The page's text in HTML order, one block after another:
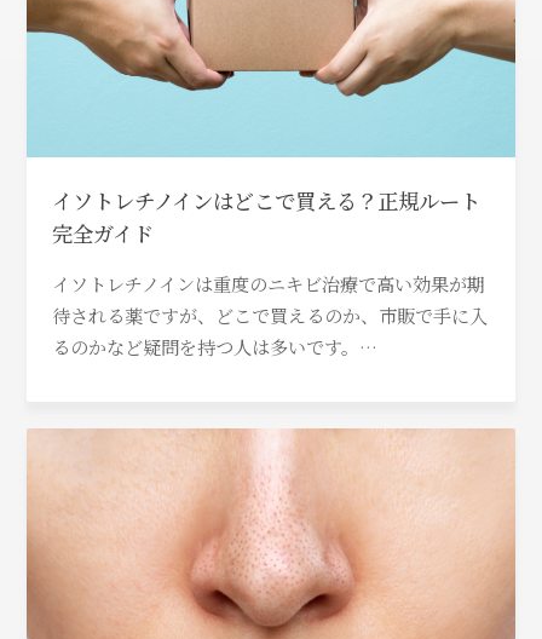
イソトレチノインはどこで買える？正規ルート
完全ガイド
イソトレチノインは重度のニキビ治療で高い効果が期
待される薬ですが、どこで買えるのか、市販で手に入
るのかなど疑問を持つ人は多いです。…